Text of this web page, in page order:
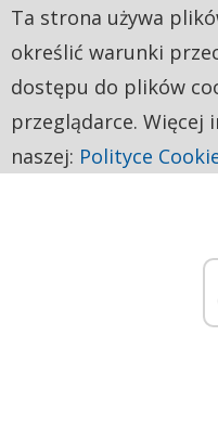
Ta strona używa
określić warunki
dostępu do plików
przeglądarce. Więcej
naszej: Polityce